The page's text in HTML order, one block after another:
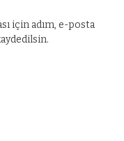
için adım, e-posta